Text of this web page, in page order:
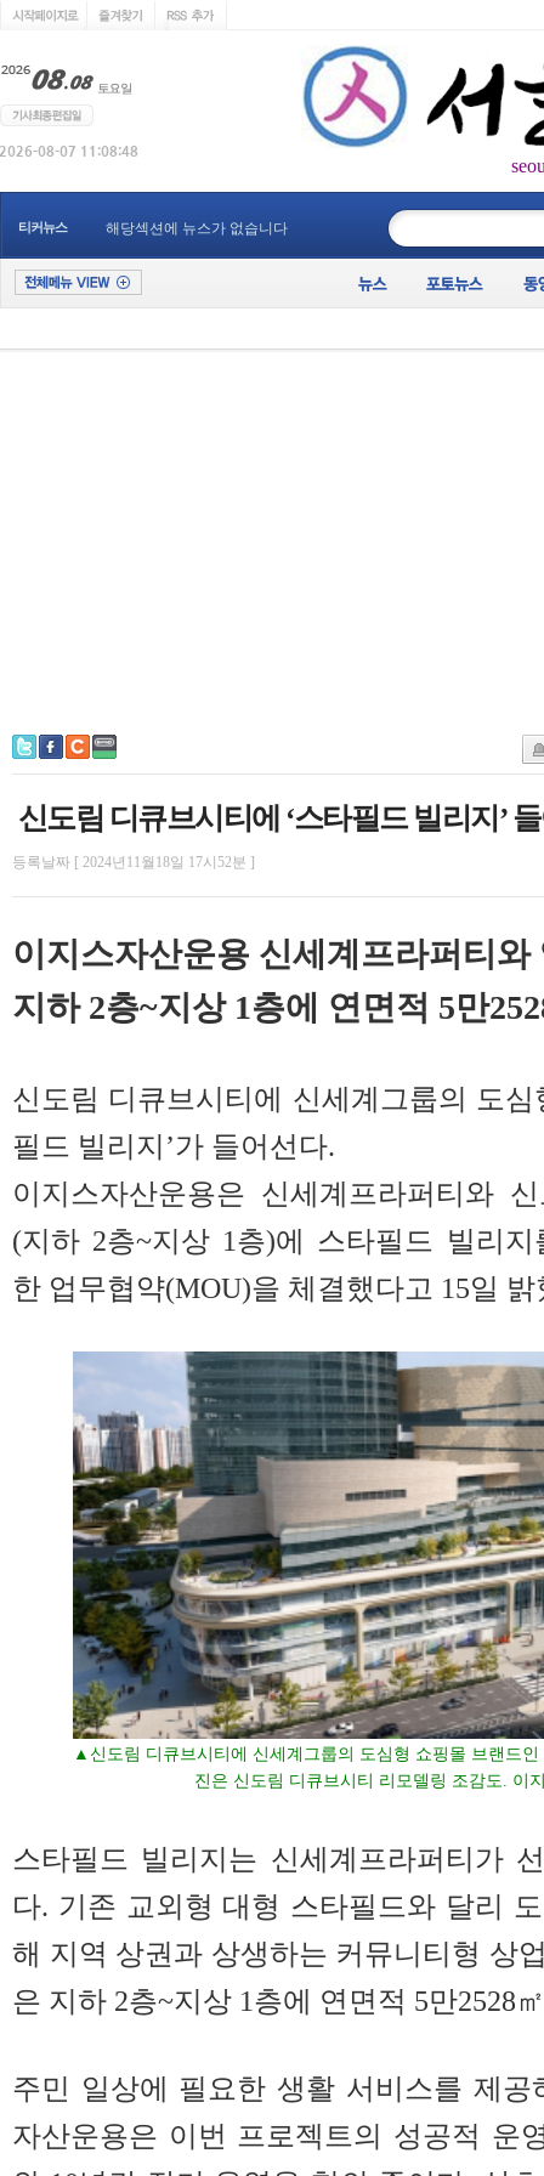
티커뉴스 해당섹션에 뉴스가 없습니다
신도림 디큐브시티에 ‘스타필드 빌리지’
등록날짜 [ 2024년11월18일 17시52분 ]
이지스자산운용 신세계프라퍼티와
지하 2층~지상 1층에 연면적 5만
신도림 디큐브시티에 신세계그룹의 도
필드 빌리지’가 들어선다.
이지스자산운용은 신세계프라퍼티와
(지하 2층~지상 1층)에 스타필드 빌리
한 업무협약(MOU)을 체결했다고 15일 밝
▲신도림 디큐브시티에 신세계그룹의 도심형 쇼핑몰 브랜드인
진은 신도림 디큐브시티 리모델링 조감도. 이
스타필드 빌리지는 신세계프라퍼티가
다. 기존 교외형 대형 스타필드와 달리
해 지역 상권과 상생하는 커뮤니티형 상
은 지하 2층~지상 1층에 연면적 5만2528
주민 일상에 필요한 생활 서비스를 제
자산운용은 이번 프로젝트의 성공적 운